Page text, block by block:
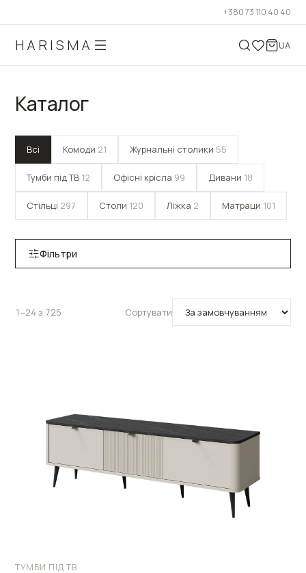
+380 73 110 40 40
HARISMA UA
Каталог
Всі Комоди 21 Журнальні столики 55
Тумби під ТВ 12 Офісні крісла 99 Дивани 18
Стільці 297 Столи 120 Ліжка 2 Матраци 101
Фільтри
1–24 з 725 Сортувати
ТУМБИ ПІД ТВ